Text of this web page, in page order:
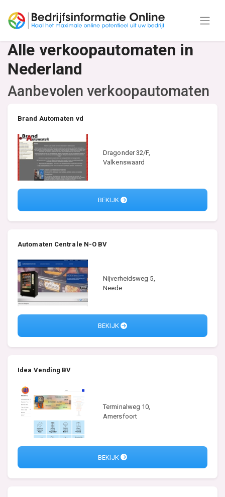
Alle verkoopautomaten in
Nederland
Aanbevolen verkoopautomaten
Brand Automaten vd
Dragonder 32/F,
Valkenswaard
BEKIJK
Automaten Centrale N-O BV
Nijverheidsweg 5,
Neede
BEKIJK
Idea Vending BV
Terminalweg 10,
Amersfoort
BEKIJK